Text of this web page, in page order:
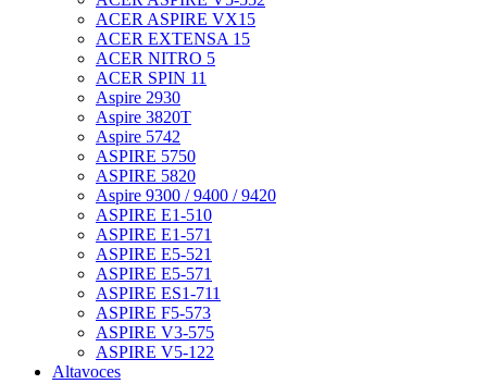
ACER ASPIRE VX15
ACER EXTENSA 15
ACER NITRO 5
ACER SPIN 11
Aspire 2930
Aspire 3820T
Aspire 5742
ASPIRE 5750
ASPIRE 5820
Aspire 9300 / 9400 / 9420
ASPIRE E1-510
ASPIRE E1-571
ASPIRE E5-521
ASPIRE E5-571
ASPIRE ES1-711
ASPIRE F5-573
ASPIRE V3-575
ASPIRE V5-122
Altavoces